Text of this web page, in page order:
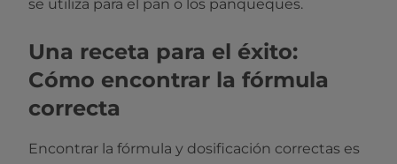
se utiliza para el pan o los panqueques.
Una receta para el éxito:
Cómo encontrar la fórmula
correcta
Encontrar la fórmula y dosificación correctas es